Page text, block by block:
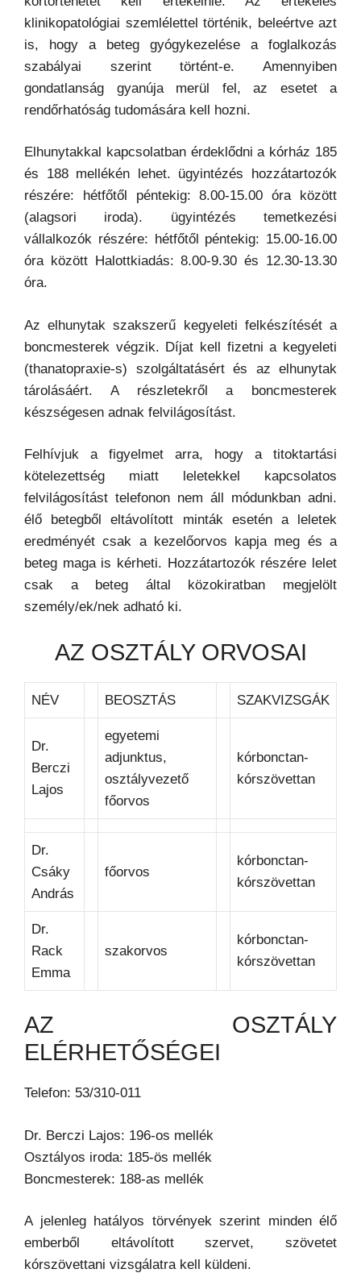
klinikopatológiai szemlélettel történik, beleértve azt
is, hogy a beteg gyógykezelése a foglalkozás
szabályai szerint történt-e. Amennyiben
gondatlanság gyanúja merül fel, az esetet a
rendőrhatóság tudomására kell hozni.
Elhunytakkal kapcsolatban érdeklődni a kórház 185
és 188 mellékén lehet. ügyintézés hozzátartozók
részére: hétfőtől péntekig: 8.00-15.00 óra között
(alagsori iroda). ügyintézés temetkezési
vállalkozók részére: hétfőtől péntekig: 15.00-16.00
óra között Halottkiadás: 8.00-9.30 és 12.30-13.30
óra.
Az elhunytak szakszerű kegyeleti felkészítését a
boncmesterek végzik. Díjat kell fizetni a kegyeleti
(thanatopraxie-s) szolgáltatásért és az elhunytak
tárolásáért. A részletekről a boncmesterek
készségesen adnak felvilágosítást.
Felhívjuk a figyelmet arra, hogy a titoktartási
kötelezettség miatt leletekkel kapcsolatos
felvilágosítást telefonon nem áll módunkban adni.
élő betegből eltávolított minták esetén a leletek
eredményét csak a kezelőorvos kapja meg és a
beteg maga is kérheti. Hozzátartozók részére lelet
csak a beteg által közokiratban megjelölt
személy/ek/nek adható ki.
AZ OSZTÁLY ORVOSAI
NÉV BEOSZTÁS SZAKVIZSGÁK
Dr.
Berczi
Lajos
egyetemi
adjunktus,
osztályvezető
főorvos
kórbonctan-
kórszövettan
Dr.
Csáky
András
főorvos
kórbonctan-
kórszövettan
Dr.
Rack
Emma
szakorvos
kórbonctan-
kórszövettan
AZ OSZTÁLY
ELÉRHETŐSÉGEI
Telefon: 53/310-011
Dr. Berczi Lajos: 196-os mellék
Osztályos iroda: 185-ös mellék
Boncmesterek: 188-as mellék
A jelenleg hatályos törvények szerint minden élő
emberből eltávolított szervet, szövetet
kórszövettani vizsgálatra kell küldeni.